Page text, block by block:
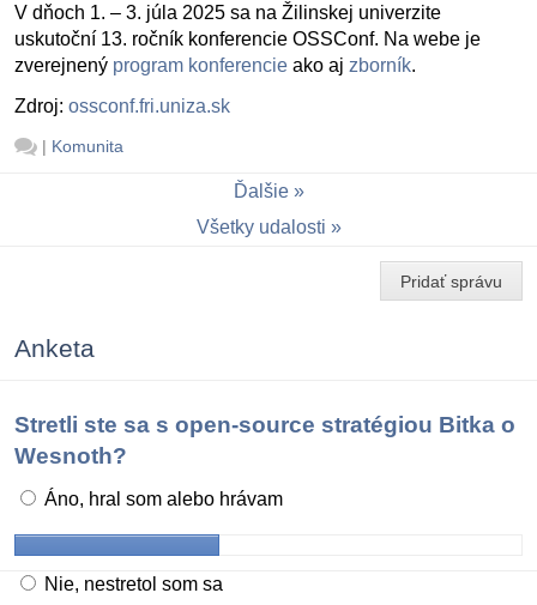
V dňoch 1. – 3. júla 2025 sa na Žilinskej univerzite
uskutoční 13. ročník konferencie OSSConf. Na webe je
zverejnený program konferencie ako aj zborník.
Zdroj: ossconf.fri.uniza.sk
| Komunita
Ďalšie
Všetky udalosti
Pridať správu
Anketa
Stretli ste sa s open-source stratégiou Bitka o
Wesnoth?
Áno, hral som alebo hrávam
Nie, nestretol som sa